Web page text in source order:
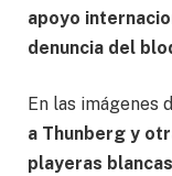
apoyo
denuncia del
En las imágenes
a Thunberg y
playeras blancas